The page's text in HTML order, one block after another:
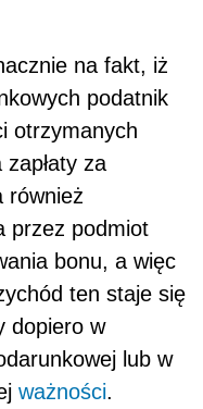
na fakt, iż
podatnik
otrzymanych
za
również
przez podmiot
bonu, a więc
ten staje się
dopiero w
lub w
ważności.